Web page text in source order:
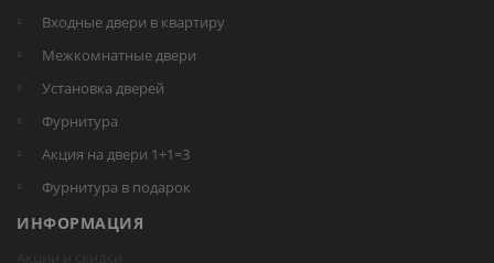
Входные двери в квартиру
Межкомнатные двери
Установка дверей
Фурнитура
Акция на двери 1+1=3
Фурнитура в подарок
ИНФОРМАЦИЯ